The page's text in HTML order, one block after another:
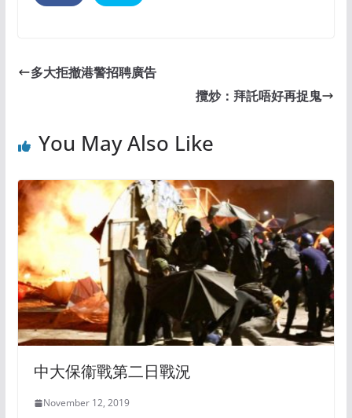
多大拒撤港警招聘廣告
攬炒：拜託唔好再捉鬼
You May Also Like
中大保衞戰第二日戰況
November 12, 2019